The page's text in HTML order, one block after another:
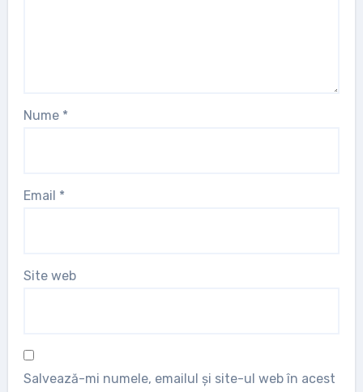
Nume *
Email *
Site web
Salvează-mi numele, emailul și site-ul web în acest